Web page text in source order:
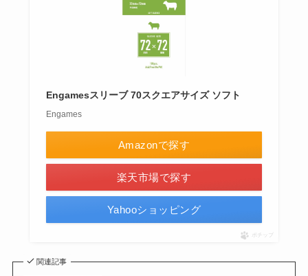
Engamesスリーブ 70スクエアサイズ ソフト
Engames
Amazonで探す
楽天市場で探す
Yahooショッピング
ポチップ
関連記事